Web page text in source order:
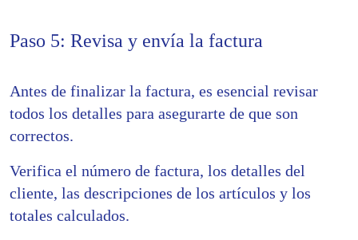
Paso 5: Revisa y envía la factura
Antes de finalizar la factura, es esencial revisar
todos los detalles para asegurarte de que son
correctos.
Verifica el número de factura, los detalles del
cliente, las descripciones de los artículos y los
totales calculados.